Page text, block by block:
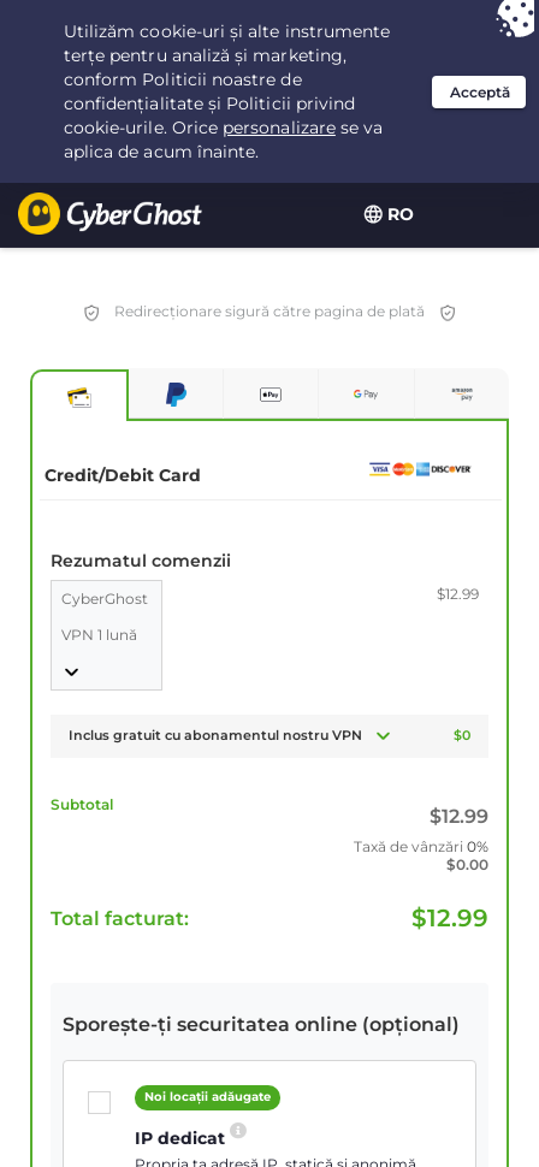
RO
Ai ales:Cea mai bună ofertăpentru 2.1666666666667ani la $
Redirecționare sigură către pagina de plată
Credit/Debit Card
Rezumatul comenzii
CyberGhost
VPN 1 lună
$12.99
Inclus gratuit cu abonamentul nostru VPN $0
Subtotal
$12.99
Taxă de vânzări 0%
$0.00
Total facturat: $12.99
Sporește-ți securitatea online (opțional)
Noi locații adăugate
IP dedicat